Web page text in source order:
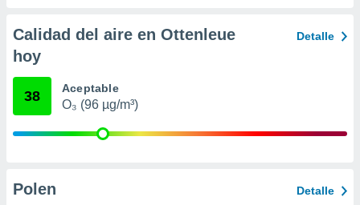
e
publicidad
Calidad del aire en Ottenleue
hoy
Detalle
38 Aceptable
O₃ (96 µg/m³)
Polen Detalle